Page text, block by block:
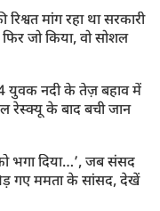
मांग रहा था सरकारी
जो किया, वो सोशल
युवक नदी के तेज़ बहाव में
के बाद बची जान
भगा दिया…’, जब संसद
गए ममता के सांसद, देखें